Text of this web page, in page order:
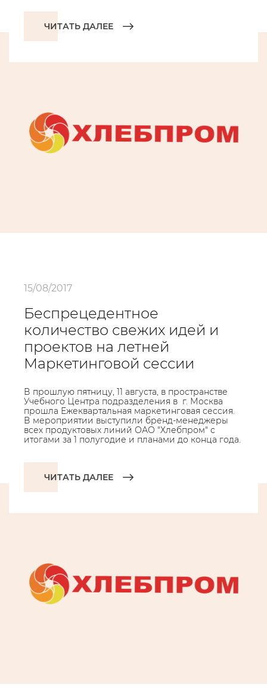
ЧИТАТЬ ДАЛЕЕ
15/08/2017
Беспрецедентное
количество свежих идей и
проектов на летней
Маркетинговой сессии
В прошлую пятницу, 11 августа, в пространстве
Учебного Центра подразделения в г. Москва
прошла Ежеквартальная маркетинговая сессия.
В мероприятии выступили бренд-менеджеры
всех продуктовых линий ОАО "Хлебпром" с
итогами за 1 полугодие и планами до конца года.
ЧИТАТЬ ДАЛЕЕ